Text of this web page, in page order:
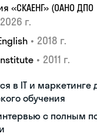
«СКАЕНГ» (ОАНО ДПО
2026 г.
• 2018 г.
• 2011 г.
в IT и маркетинге
обучения
с полным